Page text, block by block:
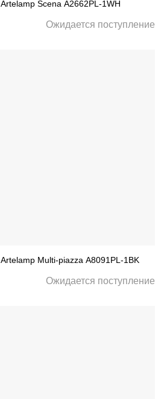
Потолочный светильник Artelamp Scena A2662PL-1WH
Ожидается поступление
Потолочный светильник Artelamp Multi-piazza A8091PL-1BK
Ожидается поступление